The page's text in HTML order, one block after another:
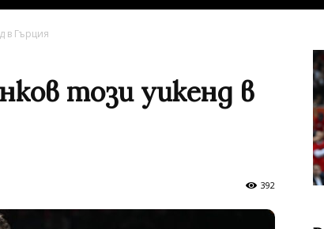
в Гърция
този уикенд в
392